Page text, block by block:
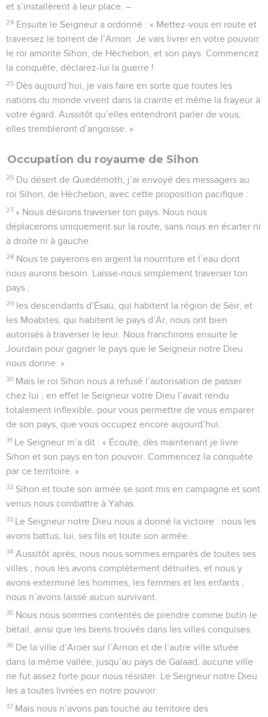
et s’installèrent à leur place. –
24 Ensuite le Seigneur a ordonné : « Mettez-vous en route et
traversez le torrent de l’Arnon. Je vais livrer en votre pouvoir
le roi amorite Sihon, de Hèchebon, et son pays. Commencez
la conquête, déclarez-lui la guerre !
25 Dès aujourd’hui, je vais faire en sorte que toutes les
nations du monde vivent dans la crainte et même la frayeur à
votre égard. Aussitôt qu’elles entendront parler de vous,
elles trembleront d’angoisse. »
Occupation du royaume de Sihon
26 Du désert de Quedémoth, j’ai envoyé des messagers au
roi Sihon, de Hèchebon, avec cette proposition pacifique :
27 « Nous désirons traverser ton pays. Nous nous
déplacerons uniquement sur la route, sans nous en écarter ni
à droite ni à gauche.
28 Nous te payerons en argent la nourriture et l’eau dont
nous aurons besoin. Laisse-nous simplement traverser ton
pays ;
29 les descendants d’Ésaü, qui habitent la région de Séir, et
les Moabites, qui habitent le pays d’Ar, nous ont bien
autorisés à traverser le leur. Nous franchirons ensuite le
Jourdain pour gagner le pays que le Seigneur notre Dieu
nous donne. »
30 Mais le roi Sihon nous a refusé l’autorisation de passer
chez lui ; en effet le Seigneur votre Dieu l’avait rendu
totalement inflexible, pour vous permettre de vous emparer
de son pays, que vous occupez encore aujourd’hui.
31 Le Seigneur m’a dit : « Écoute, dès maintenant je livre
Sihon et son pays en ton pouvoir. Commencez la conquête
par ce territoire. »
32 Sihon et toute son armée se sont mis en campagne et sont
venus nous combattre à Yahas.
33 Le Seigneur notre Dieu nous a donné la victoire : nous les
avons battus, lui, ses fils et toute son armée.
34 Aussitôt après, nous nous sommes emparés de toutes ses
villes ; nous les avons complètement détruites, et nous y
avons exterminé les hommes, les femmes et les enfants ;
nous n’avons laissé aucun survivant.
35 Nous nous sommes contentés de prendre comme butin le
bétail, ainsi que les biens trouvés dans les villes conquises.
36 De la ville d’Aroër sur l’Arnon et de l’autre ville située
dans la même vallée, jusqu’au pays de Galaad, aucune ville
ne fut assez forte pour nous résister. Le Seigneur notre Dieu
les a toutes livrées en notre pouvoir.
37 Mais nous n’avons pas touché au territoire des